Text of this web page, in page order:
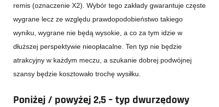
remis (oznaczenie X2). Wybór tego zakłady gwarantuje częste
wygrane lecz ze względu prawdopodobieństwo takiego
wyniku, wygrane nie będą wysokie, a co za tym idzie w
dłuższej perspektywie nieopłacalne. Ten typ nie będzie
atrakcyjny w każdym meczu, a szukanie dobrej podwójnej
szansy będzie kosztowało trochę wysiłku.
Poniżej / powyżej 2,5 – typ dwurzędowy